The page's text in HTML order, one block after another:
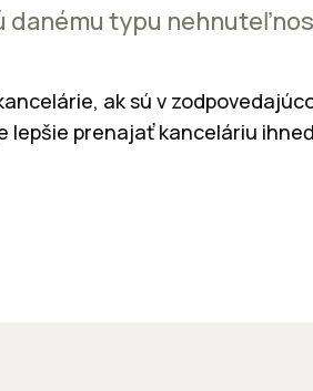
danému typu
ak sú v
lepšie prenajať kanceláriu